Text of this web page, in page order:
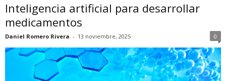
Inteligencia artificial para desarrollar
medicamentos
Daniel Romero Rivera - 13 noviembre, 2025 0